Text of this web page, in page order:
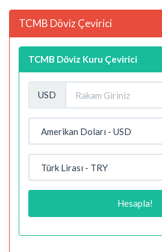
TCMB Döviz Çevirici
TCMB Döviz Kuru Çevirici
USD
Hesapla!